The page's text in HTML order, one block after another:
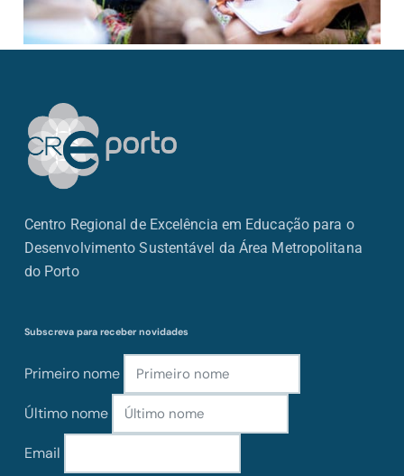
Centro Regional de Excelência em Educação para o
Desenvolvimento Sustentável da Área Metropolitana
do Porto
Subscreva para receber novidades
Primeiro nome
Último nome
Email